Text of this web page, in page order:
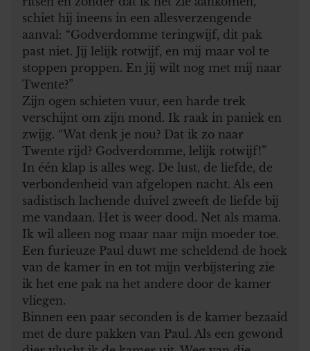
schiet hij ineens in een allesverzengende
aanval: “Godverdomme teringwijf, dit pak
past niet. Jij lelijk rotwijf, en mij maar vol te
stoppen proppen. En jij wilt nog met mij naar
Twente?”
Zijn ogen schieten vuur, een harde trek
verschijnt om zijn mond. Ik raak in paniek en
zwijg. “Wat denk je nou? Dat ik zo naar
Twente rijd? Godverdomme, lelijk rotwijf!”
In één klap is alles weg. De lust, de liefde, de
verbondenheid van afgelopen nacht. Als een
sadistisch lachende duivel zweeft de liefde bij
me vandaan. Het is weer dood. Net als mama.
Ik wil alleen nog maar naar mijn moeder toe.
Een furieuze Paul duwt me scheldend de hoek
van de kamer in en tot mijn verbijstering zie
ik het ene pak na het andere door de kamer
vliegen.
Binnen een paar seconden is de kamer bezaaid
met de dure pakken van Paul. Als een gewond